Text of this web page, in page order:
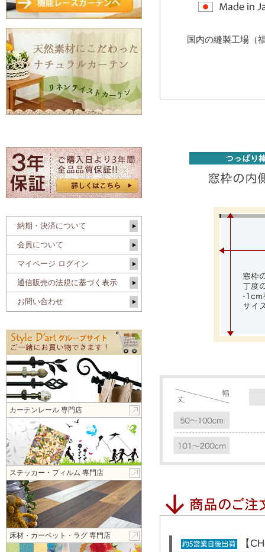
国内の縫製工場（
【
納期・決済について
会員について
マイページ ログイン
通信販売の法規に基づく表示
お問い合わせ
カーテンレール 専門店
ステッカー・フィルム 専門店
床材・カーペット・ラグ 専門店